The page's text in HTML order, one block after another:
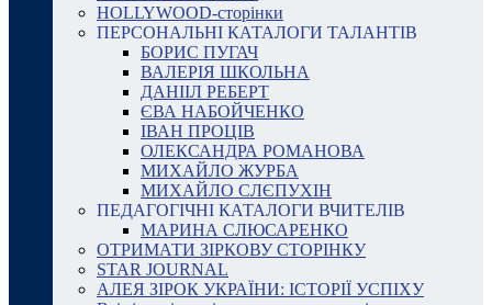
HOLLYWOOD-сторінки
ПЕРСОНАЛЬНІ КАТАЛОГИ ТАЛАНТІВ
БОРИС ПУГАЧ
ВАЛЕРІЯ ШКОЛЬНА
ДАНІІЛ РЕБЕРТ
ЄВА НАБОЙЧЕНКО
ІВАН ПРОЦІВ
ОЛЕКСАНДРА РОМАНОВА
МИХАЙЛО ЖУРБА
МИХАЙЛО СЛЄПУХІН
ПЕДАГОГІЧНІ КАТАЛОГИ ВЧИТЕЛІВ
МАРИНА СЛЮСАРЕНКО
ОТРИМАТИ ЗІРКОВУ СТОРІНКУ
STAR JOURNAL
АЛЕЯ ЗІРОК УКРАЇНИ: ІСТОРІЇ УСПІХУ